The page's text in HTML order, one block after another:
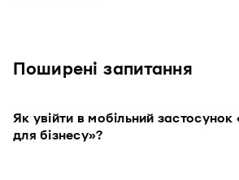
Поширені запитання
Як увійти в мобільний
для бізнесу»?